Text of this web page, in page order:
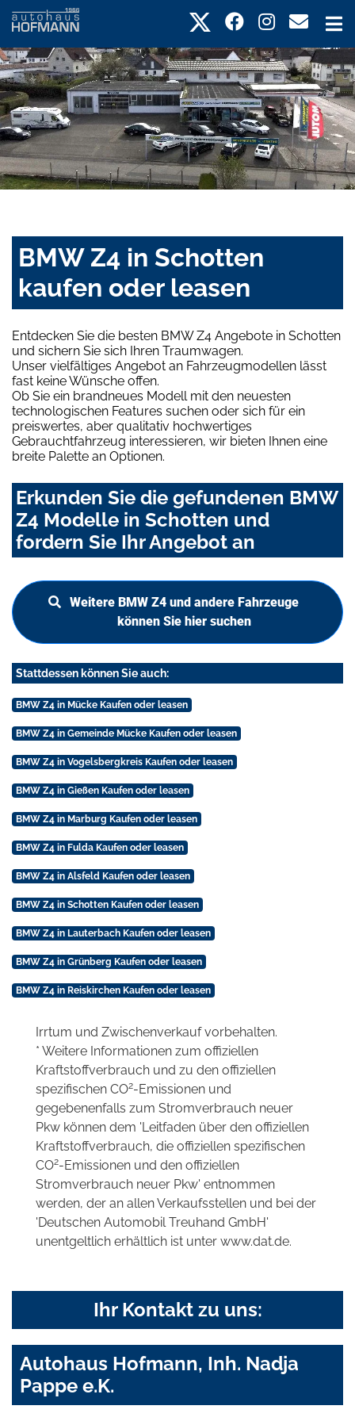
BMW Z4 in Schotten
kaufen oder leasen
Entdecken Sie die besten BMW Z4 Angebote in Schotten
und sichern Sie sich Ihren Traumwagen.
Unser vielfältiges Angebot an Fahrzeugmodellen lässt
fast keine Wünsche offen.
Ob Sie ein brandneues Modell mit den neuesten
technologischen Features suchen oder sich für ein
preiswertes, aber qualitativ hochwertiges
Gebrauchtfahrzeug interessieren, wir bieten Ihnen eine
breite Palette an Optionen.
Erkunden Sie die gefundenen BMW
Z4 Modelle in Schotten und
fordern Sie Ihr Angebot an
Weitere BMW Z4 und andere Fahrzeuge
können Sie hier suchen
Stattdessen können Sie auch:
BMW Z4 in Mücke Kaufen oder leasen
BMW Z4 in Gemeinde Mücke Kaufen oder leasen
BMW Z4 in Vogelsbergkreis Kaufen oder leasen
BMW Z4 in Gießen Kaufen oder leasen
BMW Z4 in Marburg Kaufen oder leasen
BMW Z4 in Fulda Kaufen oder leasen
BMW Z4 in Alsfeld Kaufen oder leasen
BMW Z4 in Schotten Kaufen oder leasen
BMW Z4 in Lauterbach Kaufen oder leasen
BMW Z4 in Grünberg Kaufen oder leasen
BMW Z4 in Reiskirchen Kaufen oder leasen
Irrtum und Zwischenverkauf vorbehalten.
* Weitere Informationen zum offiziellen
Kraftstoffverbrauch und zu den offiziellen
spezifischen CO2-Emissionen und
gegebenenfalls zum Stromverbrauch neuer
Pkw können dem 'Leitfaden über den offiziellen
Kraftstoffverbrauch, die offiziellen spezifischen
CO2-Emissionen und den offiziellen
Stromverbrauch neuer Pkw' entnommen
werden, der an allen Verkaufsstellen und bei der
'Deutschen Automobil Treuhand GmbH'
unentgeltlich erhältlich ist unter www.dat.de.
Ihr Kontakt zu uns:
Autohaus Hofmann, Inh. Nadja
Pappe e.K.